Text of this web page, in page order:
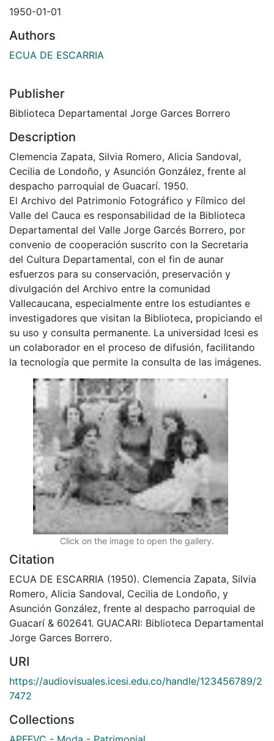
1950-01-01
Authors
ECUA DE ESCARRIA
Publisher
Biblioteca Departamental Jorge Garces Borrero
Description
Clemencia Zapata, Silvia Romero, Alicia Sandoval,
Cecilia de Londoño, y Asunción González, frente al
despacho parroquial de Guacarí. 1950.
El Archivo del Patrimonio Fotográfico y Fílmico del
Valle del Cauca es responsabilidad de la Biblioteca
Departamental del Valle Jorge Garcés Borrero, por
convenio de cooperación suscrito con la Secretaria
del Cultura Departamental, con el fin de aunar
esfuerzos para su conservación, preservación y
divulgación del Archivo entre la comunidad
Vallecaucana, especialmente entre los estudiantes e
investigadores que visitan la Biblioteca, propiciando el
su uso y consulta permanente. La universidad Icesi es
un colaborador en el proceso de difusión, facilitando
la tecnología que permite la consulta de las imágenes.
Click on the image to open the gallery.
Citation
ECUA DE ESCARRIA (1950). Clemencia Zapata, Silvia
Romero, Alicia Sandoval, Cecilia de Londoño, y
Asunción González, frente al despacho parroquial de
Guacarí & 602641. GUACARI: Biblioteca Departamental
Jorge Garces Borrero.
URI
https://audiovisuales.icesi.edu.co/handle/123456789/2
7472
Collections